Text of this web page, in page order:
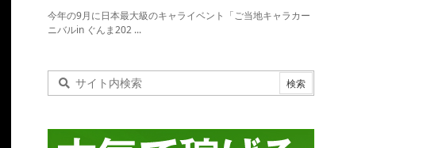
今年の9月に日本最大級のキャライベント「ご当地キャラカー
ニバルin ぐんま202 ...